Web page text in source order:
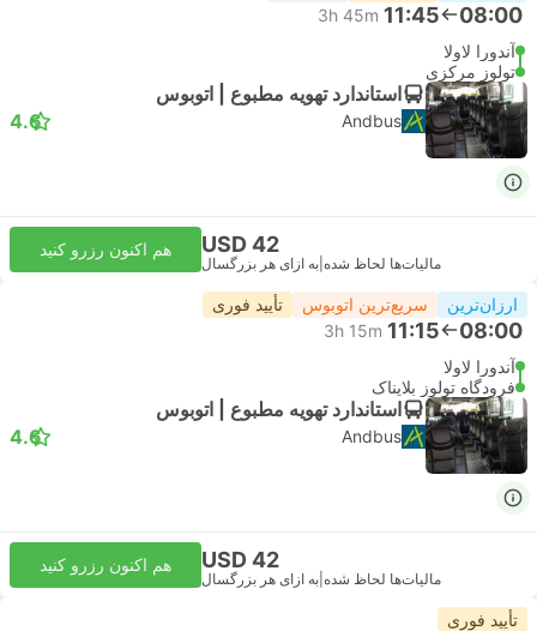
08:00
11:45
3h 45m
آندورا لاولا
تولوز مرکزی
استاندارد تهویه مطبوع | اتوبوس
Andbus
4.6
USD 42
مالیات‌ها لحاظ شده به ازای هر بزرگسال
هم اکنون رزرو کنید
ارزان‌ترین سریع‌ترین اتوبوس تأیید فوری
08:00
11:15
3h 15m
آندورا لاولا
فرودگاه تولوز بلایناک
استاندارد تهویه مطبوع | اتوبوس
Andbus
4.6
USD 42
مالیات‌ها لحاظ شده به ازای هر بزرگسال
هم اکنون رزرو کنید
تأیید فوری